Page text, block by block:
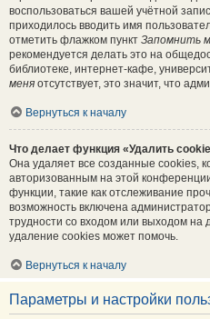
воспользоваться вашей учётной
приходилось вводить имя
отметить флажком пункт Запомнить
рекомендуется делать это на
библиотеке, интернет-кафе,
меня отсутствует, это значит, что
Вернуться к началу
Что делает функция «Удалить
Она удаляет все созданные cookies,
авторизованным на этой
функции, такие как отслеживание
возможность включена
трудности со входом или выходом
удаление cookies может помочь.
Вернуться к началу
Параметры и настройки